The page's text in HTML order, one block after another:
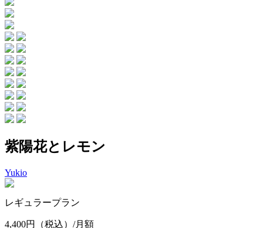
紫陽花とレモン
Yukio
レギュラープラン
4,400円
（税込）/月額